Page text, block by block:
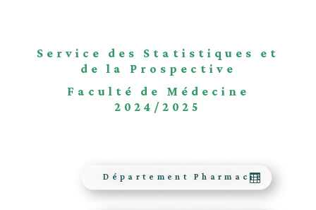
Service des Statistiques et
de la Prospective
Faculté de Médecine
2024/2025
Département Pharmacie